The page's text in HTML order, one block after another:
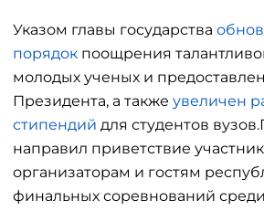
Указом главы государства
порядок поощрения
молодых ученых и
Президента, а также увеличен
стипендий для студентов
направил приветствие
организаторам и гостям
финальных соревнований